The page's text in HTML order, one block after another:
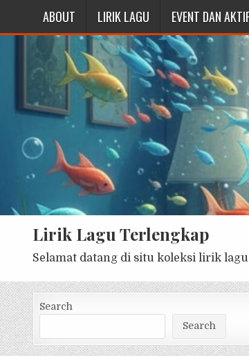
ABOUT LIRIK LAGU EVENT DAN
Lirik Lagu Terlengkap
Selamat datang di situ koleksi lirik lagu
Search
Search